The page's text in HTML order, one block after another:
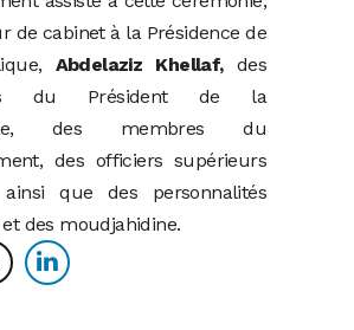
de cabinet à la Présidence de
Abdelaziz Khellaf,des
du Président de la
des membres du
des officiers supérieurs
ainsi que des personnalités
des moudjahidine.